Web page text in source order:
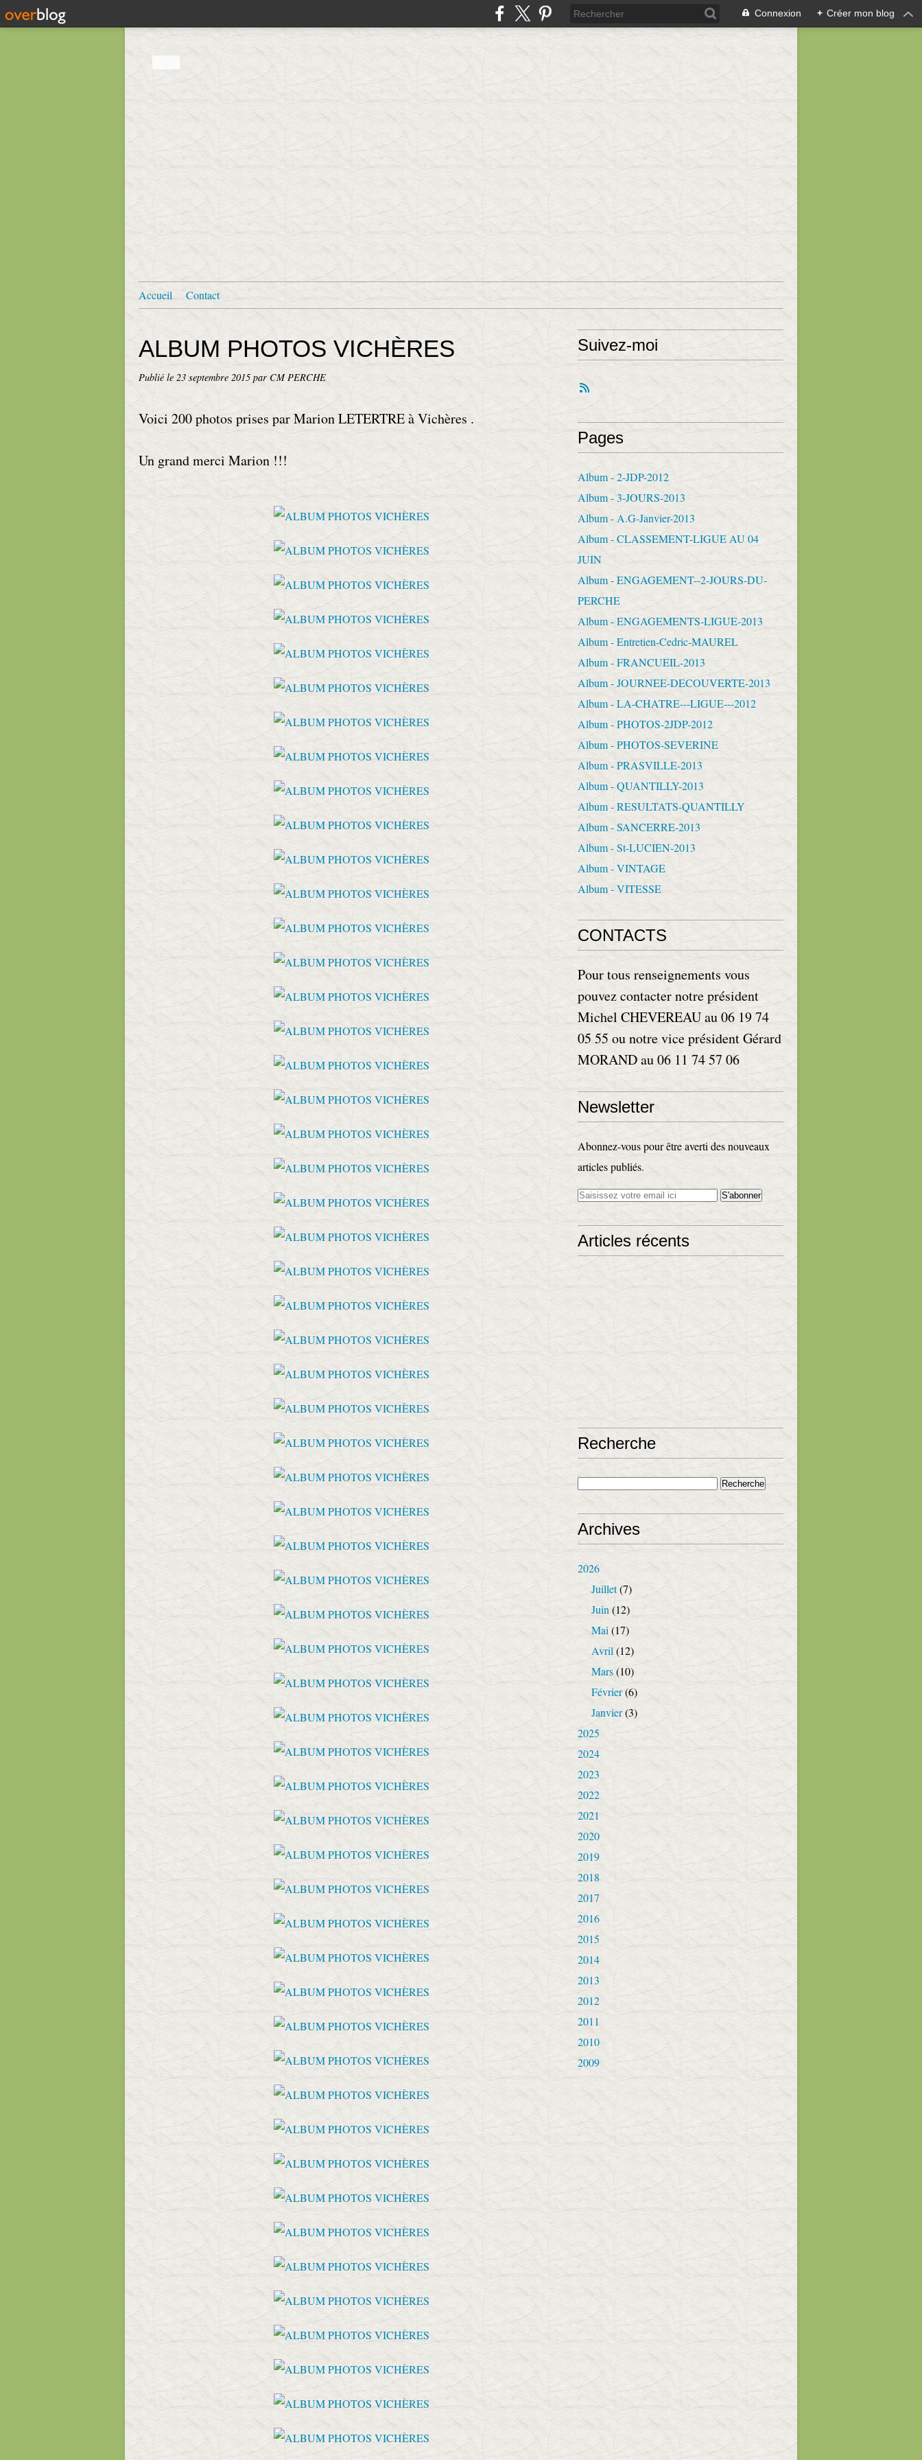
Connexion + Créer mon blog
Accueil Contact
ALBUM PHOTOS VICHÈRES
Publié le 23 septembre 2015 par CM PERCHE
Voici 200 photos prises par Marion LETERTRE à Vichères .
Un grand merci Marion !!!
Suivez-moi
Pages
Album - 2-JDP-2012
Album - 3-JOURS-2013
Album - A.G-Janvier-2013
Album - CLASSEMENT-LIGUE AU 04
JUIN
Album - ENGAGEMENT--2-JOURS-DU-
PERCHE
Album - ENGAGEMENTS-LIGUE-2013
Album - Entretien-Cedric-MAUREL
Album - FRANCUEIL-2013
Album - JOURNEE-DECOUVERTE-2013
Album - LA-CHATRE---LIGUE---2012
Album - PHOTOS-2JDP-2012
Album - PHOTOS-SEVERINE
Album - PRASVILLE-2013
Album - QUANTILLY-2013
Album - RESULTATS-QUANTILLY
Album - SANCERRE-2013
Album - St-LUCIEN-2013
Album - VINTAGE
Album - VITESSE
CONTACTS
Pour tous renseignements vous
pouvez contacter notre président
Michel CHEVEREAU au 06 19 74
05 55 ou notre vice président Gérard
MORAND au 06 11 74 57 06
Newsletter
Abonnez-vous pour être averti des nouveaux
articles publiés.
Articles récents
Recherche
Archives
2026
Juillet(7)
Juin (12)
Mai (17)
Avril (12)
Mars(10)
Février(6)
Janvier(3)
2025
2024
2023
2022
2021
2020
2019
2018
2017
2016
2015
2014
2013
2012
2011
2010
2009